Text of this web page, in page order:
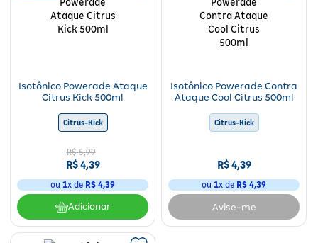
Isotônico Powerade Ataque
Citrus Kick 500ml
Citrus-Kick
R$ 5,99
R$4,39
ou 1x de R$ 4,39
Adicionar
Isotônico Powerade Contra
Ataque Cool Citrus 500ml
Citrus-Kick
R$4,39
ou 1x de R$ 4,39
Avise-me